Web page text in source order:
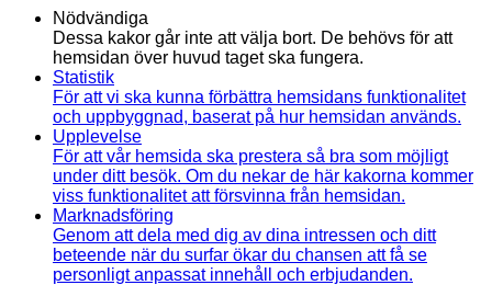
Nödvändiga
Dessa kakor går inte att välja bort. De behövs för att
hemsidan över huvud taget ska fungera.
Statistik
För att vi ska kunna förbättra hemsidans funktionalitet
och uppbyggnad, baserat på hur hemsidan används.
Upplevelse
För att vår hemsida ska prestera så bra som möjligt
under ditt besök. Om du nekar de här kakorna kommer
viss funktionalitet att försvinna från hemsidan.
Marknadsföring
Genom att dela med dig av dina intressen och ditt
beteende när du surfar ökar du chansen att få se
personligt anpassat innehåll och erbjudanden.